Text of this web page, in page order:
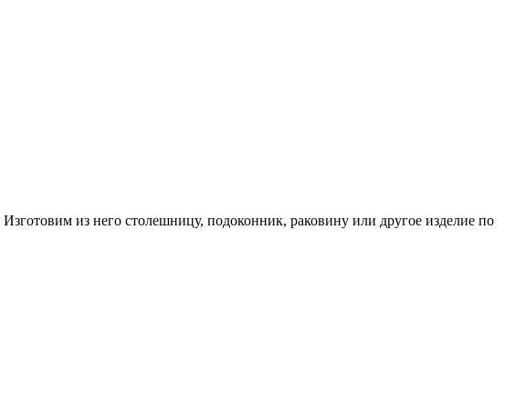
из него столешницу, подоконник, раковину или другое изделие по